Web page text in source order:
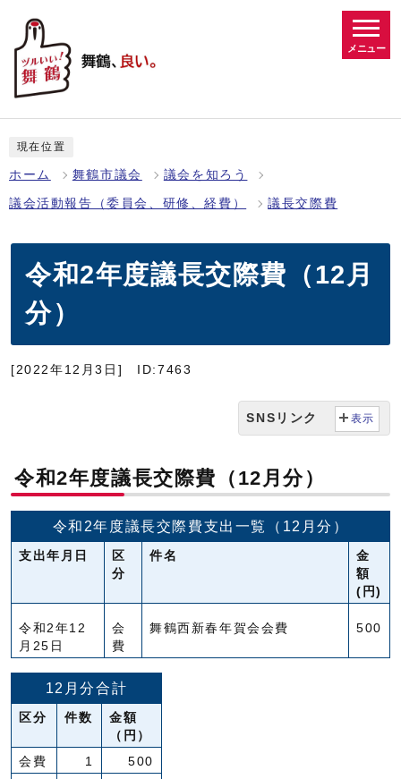
メニュー
現在位置
ホーム 舞鶴市議会 議会を知ろう
議会活動報告（委員会、研修、経費） 議長交際費
令和2年度議長交際費（12月
分）
[2022年12月3日] ID:7463
SNSリンク 表示
令和2年度議長交際費（12月分）
令和2年度議長交際費支出一覧（12月分）
支出年月日
区
分
件名
金
額
(円)
令和2年12
月25日
会
費
舞鶴西新春年賀会会費 500
12月分合計
区分 件数
金額
（円）
会費
1
500